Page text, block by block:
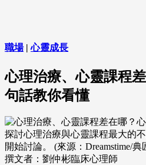
職場|心靈成長
心理治療、心靈課程
句話教你看懂
探討心理治療與心靈課程最大的
開始討論。 (來源：Dreamstime/典
撰文者：劉仲彬臨床心理師